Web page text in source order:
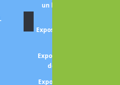
un hymne à la Finlande -
Exposition Louis JANMOT -le
Exposition Frida KAHLO -au
delà des espérances-
Exposition KANDINSKY - La